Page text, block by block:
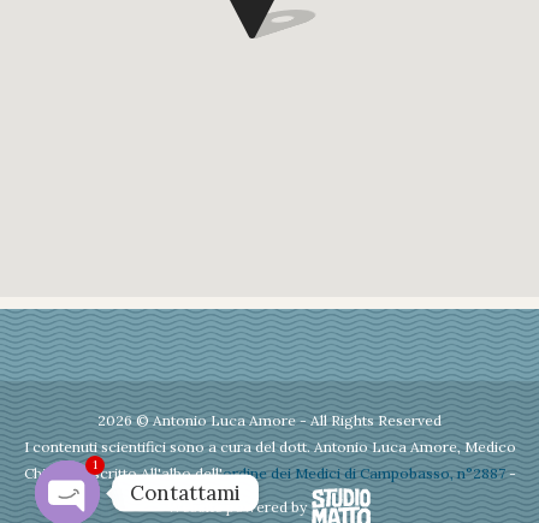
2026 © Antonio Luca Amore - All Rights Reserved
I contenuti scientifici sono a cura del dott. Antonio Luca Amore, Medico
Chirurgo iscritto All'albo dell'ordine dei Medici di Campobasso, n°2887-
Website powered by
Contattami
1